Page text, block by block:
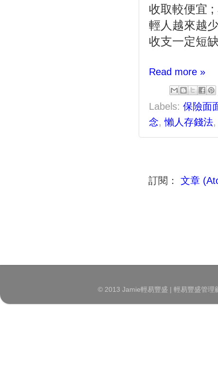
收取較便宜 ;
輕人越來越
收支一定短
Read more »
Labels: 保險面
念,懶人存錢法
訂閱： 文章
© 2013 Jamie輕易豐盛 | 輕易豐盛管